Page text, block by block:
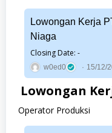
Lowongan Kerja
Niaga
Closing Date: -
w0ed0 15/12/
Lowongan
Operator Produksi